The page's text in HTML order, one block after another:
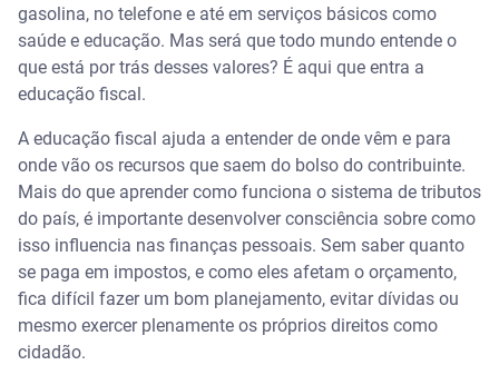
A importância da educação fiscal na vida financeira
Planejar a longo prazo
Fazer escolhas mais conscientes
Evitar o desperdício de dinheiro
Avaliar melhor os preços
Cumprir prazos e obrigações com o Fisco
gasolina, no telefone e até em serviços básicos como
saúde e educação. Mas será que todo mundo entende o
que está por trás desses valores? É aqui que entra a
educação fiscal.
A educação fiscal ajuda a entender de onde vêm e para
onde vão os recursos que saem do bolso do contribuinte.
Mais do que aprender como funciona o sistema de tributos
do país, é importante desenvolver consciência sobre como
isso influencia nas finanças pessoais. Sem saber quanto
se paga em impostos, e como eles afetam o orçamento,
fica difícil fazer um bom planejamento, evitar dívidas ou
mesmo exercer plenamente os próprios direitos como
cidadão.